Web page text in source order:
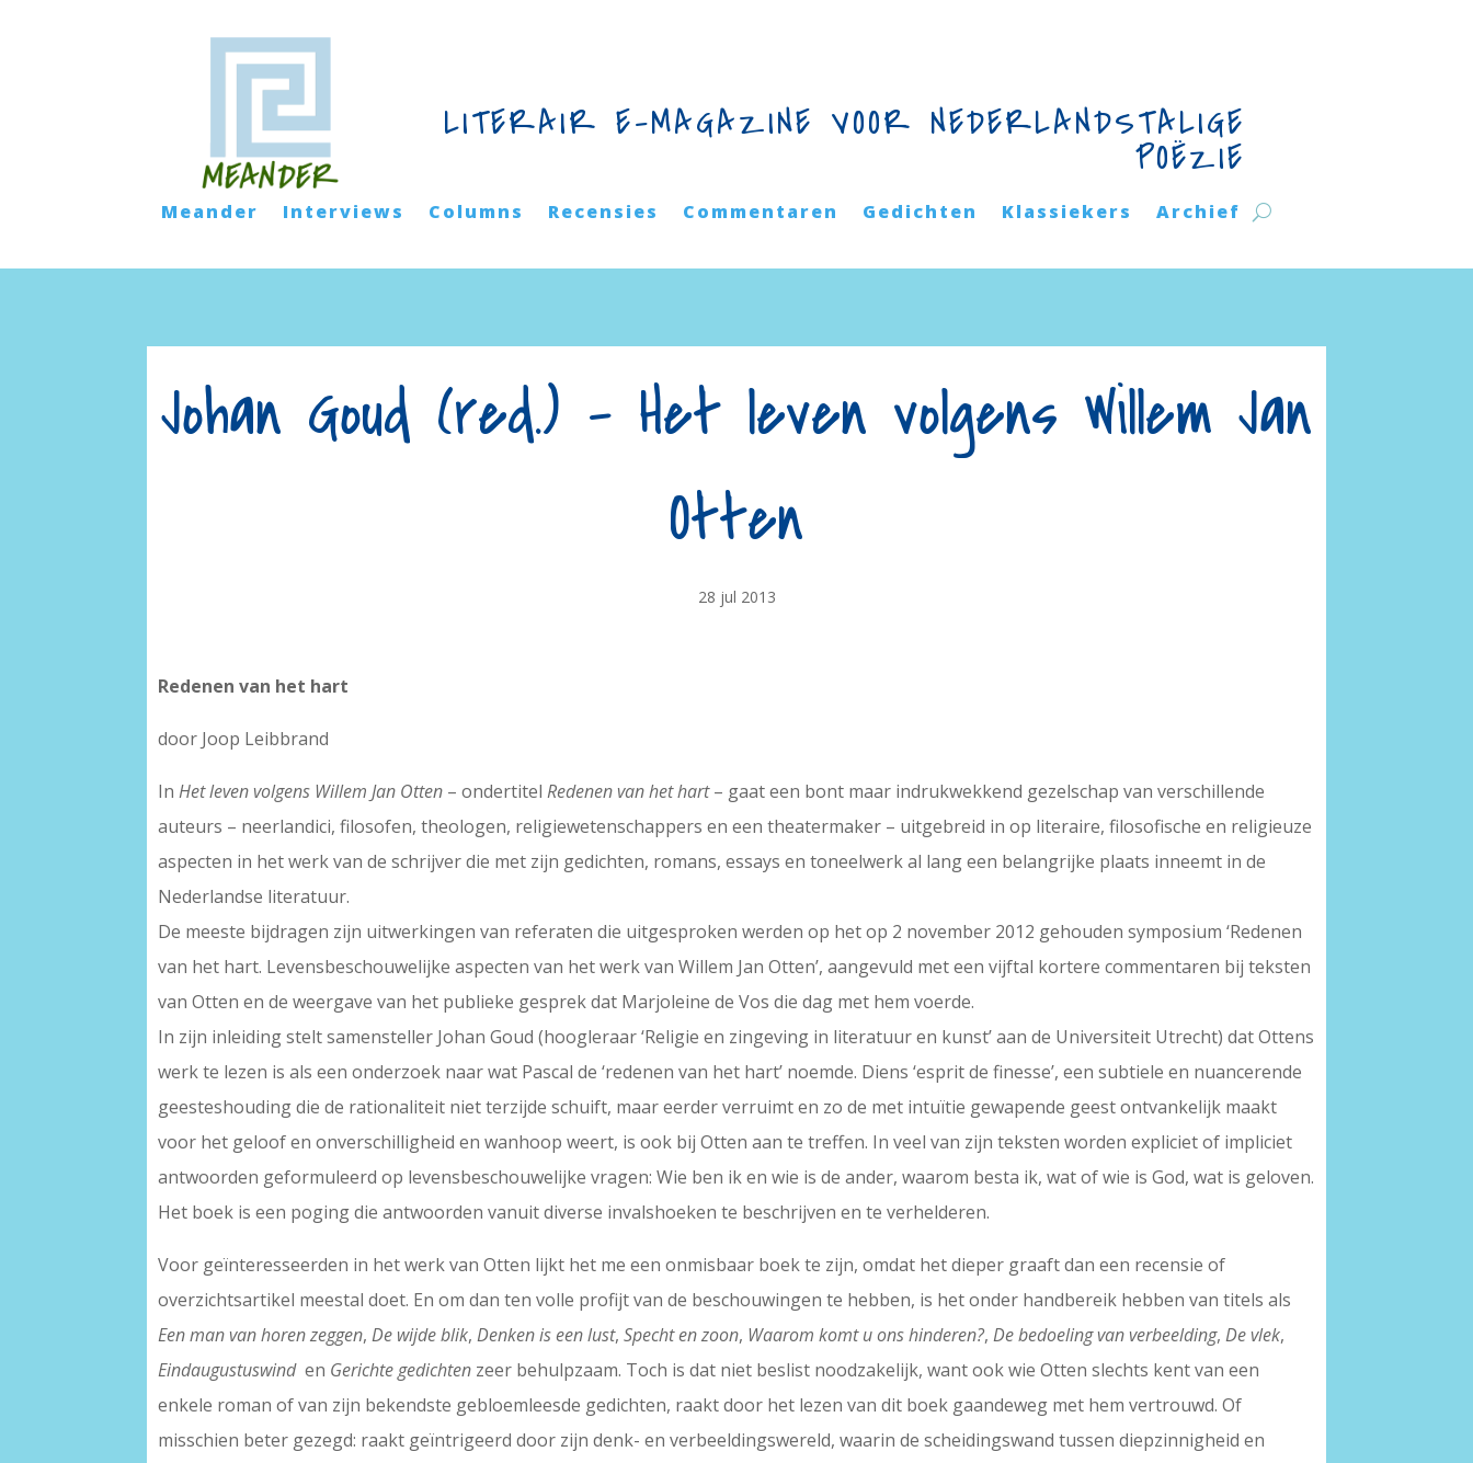
LITERAIR E-MAGAZINE VOOR NEDERLANDSTALIGE
POËZIE
Meander Interviews Columns Recensies Commentaren Gedichten Klassiekers Archief
Johan Goud (red.) – Het leven volgens Willem Jan
Otten
28 jul 2013
Redenen van het hart
door Joop Leibbrand
InHet leven volgens Willem Jan Otten – ondertitelRedenen van het hart– gaat een bont maar indrukwekkend gezelschap van verschillende
auteurs – neerlandici, filosofen, theologen, religiewetenschappers en een theatermaker – uitgebreid in op literaire, filosofische en religieuze
aspecten in het werk van de schrijver die met zijn gedichten, romans, essays en toneelwerk al lang een belangrijke plaats inneemt in de
Nederlandse literatuur.
De meeste bijdragen zijn uitwerkingen van referaten die uitgesproken werden op het op 2 november 2012 gehouden symposium ‘Redenen
van het hart. Levensbeschouwelijke aspecten van het werk van Willem Jan Otten’, aangevuld met een vijftal kortere commentaren bij teksten
van Otten en de weergave van het publieke gesprek dat Marjoleine de Vos die dag met hem voerde.
In zijn inleiding stelt samensteller Johan Goud (hoogleraar ‘Religie en zingeving in literatuur en kunst’ aan de Universiteit Utrecht) dat Ottens
werk te lezen is als een onderzoek naar wat Pascal de ‘redenen van het hart’ noemde. Diens ‘esprit de finesse’, een subtiele en nuancerende
geesteshouding die de rationaliteit niet terzijde schuift, maar eerder verruimt en zo de met intuïtie gewapende geest ontvankelijk maakt
voor het geloof en onverschilligheid en wanhoop weert, is ook bij Otten aan te treffen. In veel van zijn teksten worden expliciet of impliciet
antwoorden geformuleerd op levensbeschouwelijke vragen: Wie ben ik en wie is de ander, waarom besta ik, wat of wie is God, wat is geloven.
Het boek is een poging die antwoorden vanuit diverse invalshoeken te beschrijven en te verhelderen.
Voor geïnteresseerden in het werk van Otten lijkt het me een onmisbaar boek te zijn, omdat het dieper graaft dan een recensie of
overzichtsartikel meestal doet. En om dan ten volle profijt van de beschouwingen te hebben, is het onder handbereik hebben van titels als
Een man van horen zeggen,De wijde blik,Denken is een lust,Specht en zoon, Waarom komt u ons hinderen?,De bedoeling van verbeelding,De vlek,
Eindaugustuswinden Gerichte gedichten zeer behulpzaam. Toch is dat niet beslist noodzakelijk, want ook wie Otten slechts kent van een
enkele roman of van zijn bekendste gebloemleesde gedichten, raakt door het lezen van dit boek gaandeweg met hem vertrouwd. Of
misschien beter gezegd: raakt geïntrigeerd door zijn denk- en verbeeldingswereld, waarin de scheidingswand tussen diepzinnigheid en